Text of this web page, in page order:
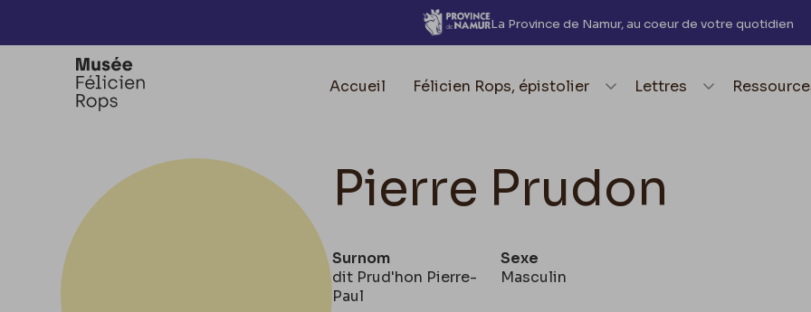
La Province de Namur, au coeur de votre quotidien
Accueil element.menu.open_menu
Félicien Rops, épistolier Lettres
Pierre Prudon
Surnom
dit Prud'hon Pierre-
Paul
Sexe
Masculin